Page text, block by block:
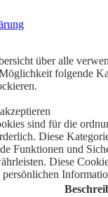
über alle
folgende
sind für die
Diese
Funktionen und
Diese
persönlichen